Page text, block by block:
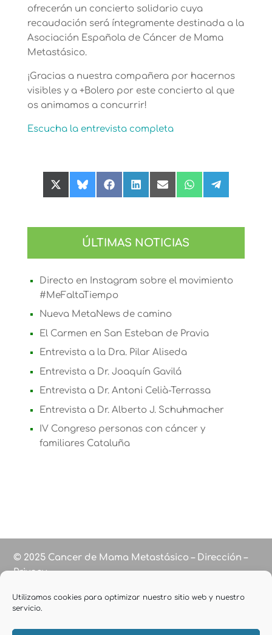
Utilizamos cookies para optimizar nuestro sitio web y nuestro
servicio.
ofrecerán un concierto solidario cuya
recaudación será íntegramente destinada a la
Asociación Española de Cáncer de Mama
Metastásico.
¡Gracias a nuestra compañera por hacernos
visibles y a +Bolero por este concierto al que
os animamos a concurrir!
Escucha la entrevista completa
Compartir
en
Compartir
en
Compartir
en
Compartir
en
Compartir
en
Compartir
en
Compartir
en
ÚLTIMAS NOTICIAS
Directo en Instagram sobre el movimiento
#MeFaltaTiempo
Nueva MetaNews de camino
El Carmen en San Esteban de Pravia
Entrevista a la Dra. Pilar Aliseda
Entrevista a Dr. Joaquín Gavilá
Entrevista a Dr. Antoni Celià-Terrassa
Entrevista a Dr. Alberto J. Schuhmacher
IV Congreso personas con cáncer y
familiares Cataluña
© 2025 Cancer de Mama Metastásico – Dirección –
Privacy